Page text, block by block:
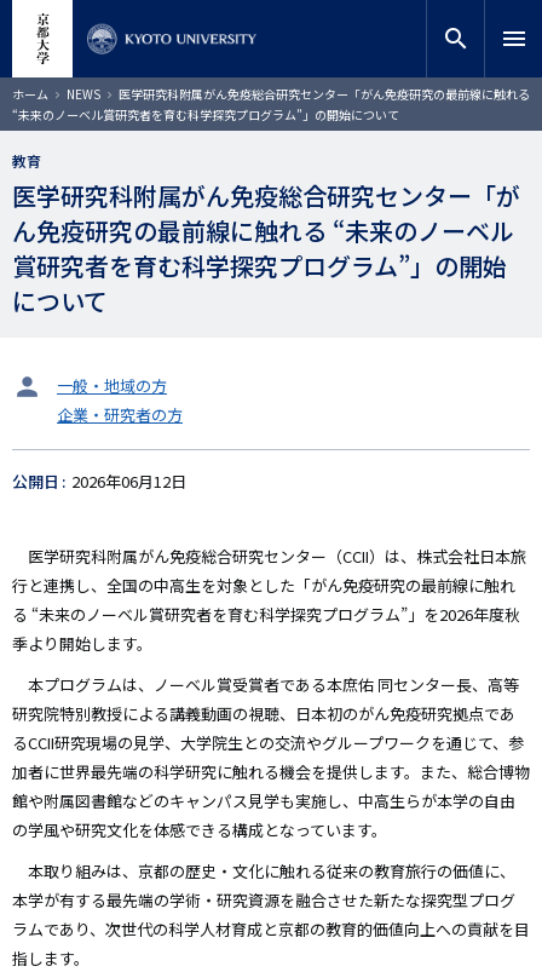
コ
ン
テ
ン
ツ
に
動
サイト内検索
検索
search menu
ホーム NEWS
医学研究科附属がん免疫総合研究センター「がん免疫研究の最前線に触れる
“未来のノーベル賞研究者を育む科学探究プログラム”」の開始について
教育
医学研究科附属がん免疫総合研究センター「が
ん免疫研究の最前線に触れる “未来のノーベル
賞研究者を育む科学探究プログラム”」の開始
について
タ
ッ
ト
一般・地域の方
企業・研究者の方
公開日 2026年06月12日
医学研究科附属がん免疫総合研究センター（CCII）は、株式会社日本旅
行と連携し、全国の中高生を対象とした「がん免疫研究の最前線に触れ
る “未来のノーベル賞研究者を育む科学探究プログラム”」を2026年度秋
季より開始します。
本プログラムは、ノーベル賞受賞者である本庶佑 同センター長、高等
研究院特別教授による講義動画の視聴、日本初のがん免疫研究拠点であ
るCCII研究現場の見学、大学院生との交流やグループワークを通じて、参
加者に世界最先端の科学研究に触れる機会を提供します。また、総合博物
館や附属図書館などのキャンパス見学も実施し、中高生らが本学の自由
の学風や研究文化を体感できる構成となっています。
本取り組みは、京都の歴史・文化に触れる従来の教育旅行の価値に、
本学が有する最先端の学術・研究資源を融合させた新たな探究型プログ
ラムであり、次世代の科学人材育成と京都の教育的価値向上への貢献を目
指します。